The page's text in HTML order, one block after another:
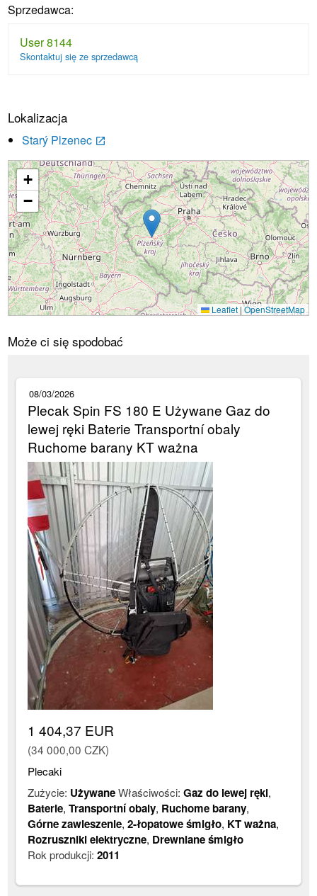
Sprzedawca:
User 8144
Skontaktuj się ze sprzedawcą
Lokalizacja
Starý Plzenec launch
Ładowanie...
+
−
Leaflet | OpenStreetMap
Może ci się spodobać
08/03/2026
Plecak Spin FS 180 E Używane Gaz do
lewej ręki Baterie Transportní obaly
Ruchome barany KT ważna
1 404,37 EUR
(34 000,00 CZK)
Plecaki
Zużycie: UżywaneWłaściwości:Gaz do lewej ręki,
Baterie,Transportní obaly, Ruchome barany,
Górne zawieszenie,2-łopatowe śmigło, KT ważna,
Rozruszniki elektryczne, Drewniane śmigło
Rok produkcji:2011